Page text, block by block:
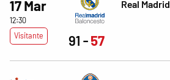
17 Mar
12:30
Visitante
Real Madrid
91 57